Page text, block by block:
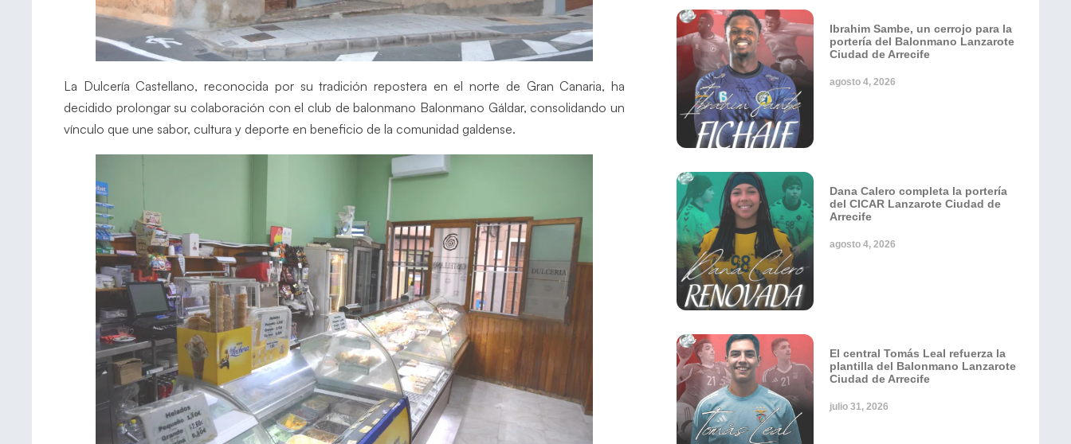
La Dulcería Castellano, reconocida por su tradición repostera en el norte de Gran Canaria, ha
decidido prolongar su colaboración con el club de balonmano Balonmano Gáldar, consolidando un
vínculo que une sabor, cultura y deporte en beneficio de la comunidad galdense.
Ibrahim Sambe, un cerrojo para la
portería del Balonmano Lanzarote
Ciudad de Arrecife
agosto 4, 2026
Dana Calero completa la portería
del CICAR Lanzarote Ciudad de
Arrecife
agosto 4, 2026
El central Tomás Leal refuerza la
plantilla del Balonmano Lanzarote
Ciudad de Arrecife
julio 31, 2026